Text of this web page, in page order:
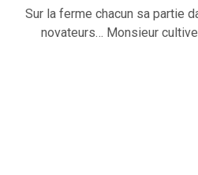
Sur la ferme chacun sa partie
novateurs… Monsieur